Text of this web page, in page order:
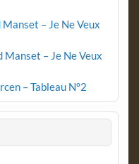
– Je Ne Veux
Manset – Je Ne Veux
– Tableau N°2